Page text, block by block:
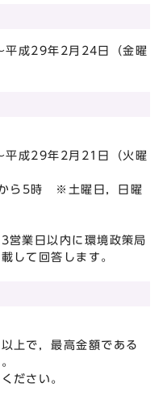
成29年2月24日（金曜
成29年2月21日（火曜
ら5時 ※土曜日，日曜
営業日以内に環境政策局
して回答します。
で，最高金額である
さい。